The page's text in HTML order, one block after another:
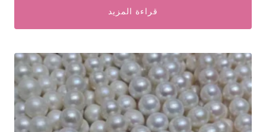
قراءة المزيد